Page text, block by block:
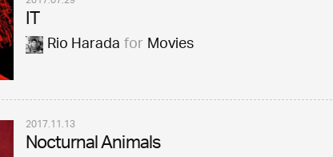
IT
Rio HaradaforMovies
2017.11.13
Nocturnal Animals